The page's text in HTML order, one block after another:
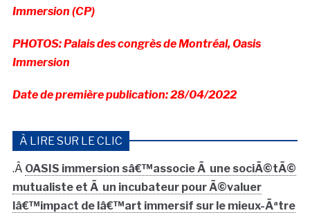
Immersion (CP)
PHOTOS: Palais des congrès de Montréal, Oasis
Immersion
Date de première publication: 28/04/2022
À LIRE SUR LE CLIC
.Â OASIS immersion sâ€™associe Ã une sociÃ©tÃ©
mutualiste et Ã un incubateur pour Ã©valuer
lâ€™impact de lâ€™art immersif sur le mieux-Ãªtre